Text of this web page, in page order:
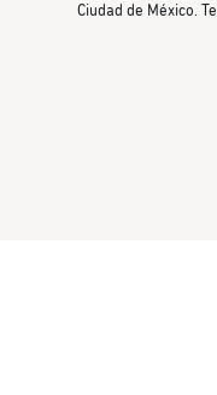
Ciudad de México.